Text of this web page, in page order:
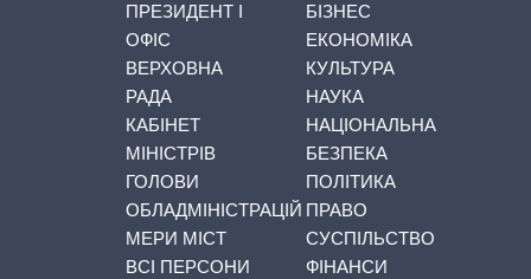
ПРЕЗИДЕНТ І
ОФІС
ВЕРХОВНА
РАДА
КАБІНЕТ
МІНІСТРІВ
ГОЛОВИ
ОБЛАДМІНІСТРАЦІЙ
МЕРИ МІСТ
ВСІ ПЕРСОНИ
БІЗНЕС
ЕКОНОМІКА
КУЛЬТУРА
НАУКА
НАЦІОНАЛЬНА
БЕЗПЕКА
ПОЛІТИКА
ПРАВО
СУСПІЛЬСТВО
ФІНАНСИ